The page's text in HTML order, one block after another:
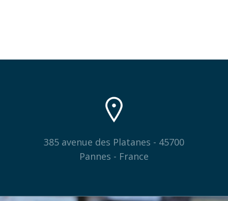
385 avenue des Platanes - 45700
Pannes - France